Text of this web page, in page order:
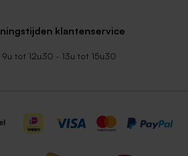
klantenservice
9u tot 12u30 - 13u tot 15u30